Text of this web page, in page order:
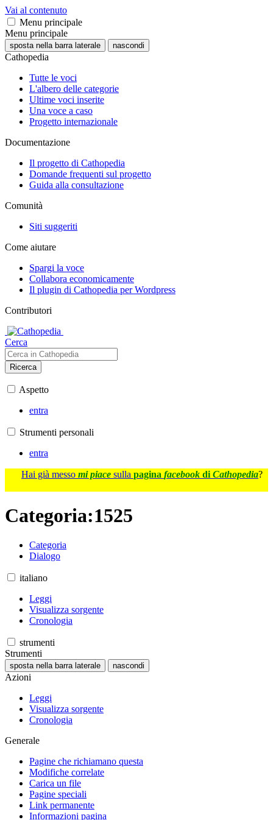
Vai al contenuto
Menu principale
Menu principale
sposta nella barra laterale nascondi
Cathopedia
Tutte le voci
L'albero delle categorie
Ultime voci inserite
Una voce a caso
Progetto internazionale
Documentazione
Il progetto di Cathopedia
Domande frequenti sul progetto
Guida alla consultazione
Comunità
Siti suggeriti
Come aiutare
Spargi la voce
Collabora economicamente
Il plugin di Cathopedia per Wordpress
Contributori
Cerca
Ricerca
Aspetto
entra
Strumenti personali
entra
Hai già messo mi piace sulla pagina facebook di Cathopedia?
Categoria:1525
Categoria
Dialogo
italiano
Leggi
Visualizza sorgente
Cronologia
strumenti
Strumenti
sposta nella barra laterale nascondi
Azioni
Leggi
Visualizza sorgente
Cronologia
Generale
Pagine che richiamano questa
Modifiche correlate
Carica un file
Pagine speciali
Link permanente
Informazioni pagina